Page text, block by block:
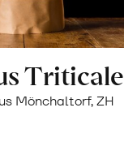
Triticale
Mönchaltorf, ZH